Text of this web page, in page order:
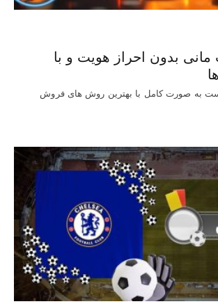
بدون احراز هویت و با
به صورت کامل با بهترین روش‌ های فروش